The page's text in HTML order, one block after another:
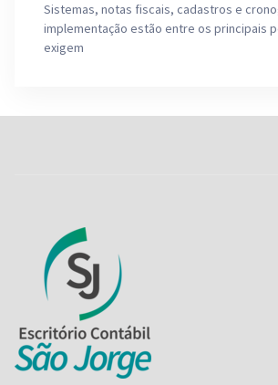
Sistemas, notas fiscais, cadastros e
implementação estão entre os principais
exigem